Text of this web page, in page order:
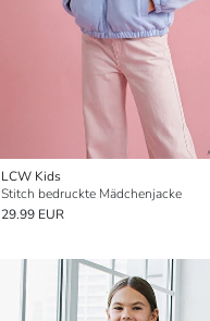
LCW Kids
Stitch bedruckte Mädchenjacke
29.99 EUR